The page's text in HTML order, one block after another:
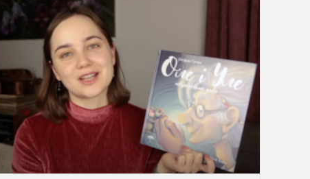
Хочеться
Розбирати
На
Цитати”
–
Письменниця
Ання
Дьоміна